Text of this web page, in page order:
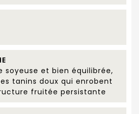
soyeuse et bien équilibrée,
tanins doux qui enrobent
fruitée persistante